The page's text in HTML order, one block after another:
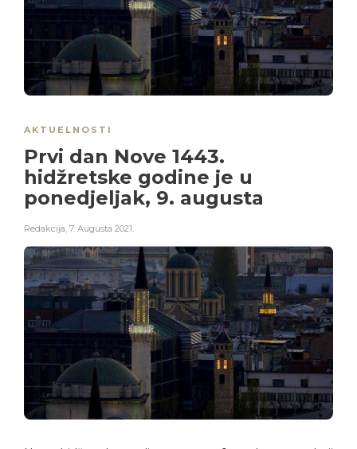
AKTUELNOSTI
Prvi dan Nove 1443.
hidžretske godine je u
ponedjeljak, 9. augusta
Redakcija, 7. Augusta 2021.